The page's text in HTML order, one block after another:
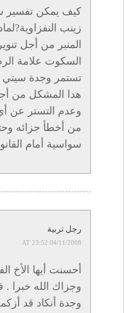
كيف يمكن تفسير
زينب
المنبر من أجل
السكوت علامة
تستمر وجدة
هدا المشكل من
وعدم التستر عن
من أخطأ جزائه
سواسية أمام
رجل تربية
04/11/2008 AT 23:52
أحسنت أيها
وجزاك الله خبرا .
وجدة أنكاد قد